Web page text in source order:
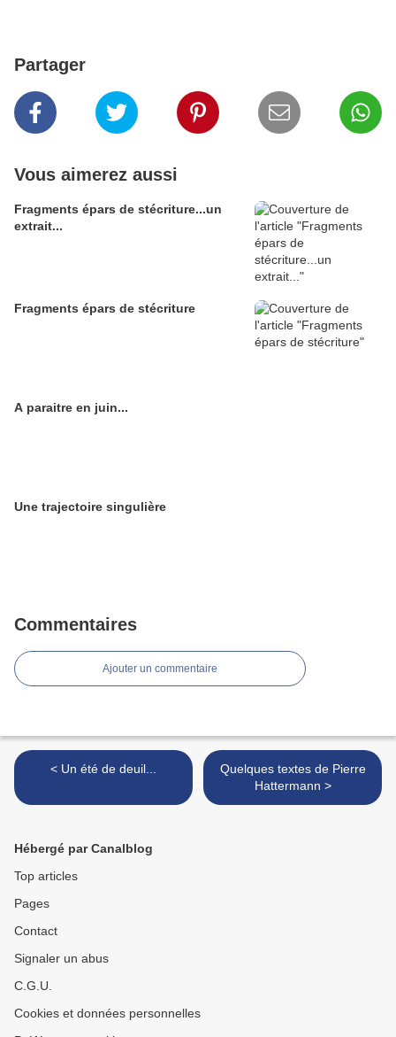
Partager
Vous aimerez aussi
Fragments épars de stécriture...un
extrait...
Fragments épars de stécriture
A paraitre en juin...
Une trajectoire singulière
Commentaires
Ajouter un commentaire
< Un été de deuil...
Quelques textes de Pierre
Hattermann >
Hébergé par Canalblog
Top articles
Pages
Contact
Signaler un abus
C.G.U.
Cookies et données personnelles